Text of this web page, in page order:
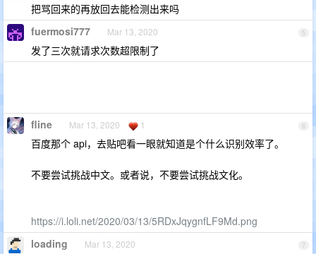
把骂回来的再放回去能检测出来吗
5
fuermosi777 Mar 13, 2020
发了三次就请求次数超限制了
6
fline Mar 13, 2020 1
百度那个 api，去贴吧看一眼就知道是个什么识别效率了。
不要尝试挑战中文。或者说，不要尝试挑战文化。
https://i.loli.net/2020/03/13/5RDxJqygnfLF9Md.png
7
loading Mar 13, 2020